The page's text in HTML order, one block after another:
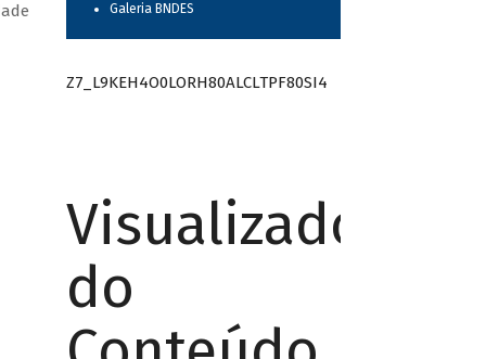
Galeria BNDES
Z7_L9KEH4O0LORH80ALCLTPF80SI4
Visualizador
do